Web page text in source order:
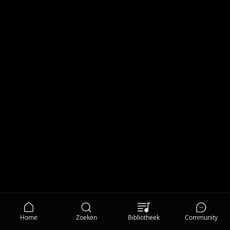
Home Zoeken Bibliotheek Community